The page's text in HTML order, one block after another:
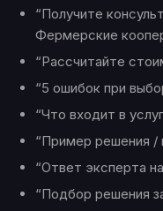
“Получите
Фермерские
“Рассчитайте
“5 ошибок при
“Что входит в
“Пример решения /
“Ответ эксперта
“Подбор решения